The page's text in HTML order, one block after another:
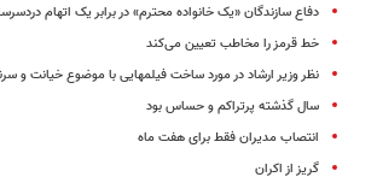
دفاع سازندگان «یک خانواده محترم» در برابر یک اتهام
خط قرمز را مخاطب تعیین می‌کند
نظر وزیر ارشاد در مورد ساخت فیلم‎هایی با موضوع خیانت و سرنوشت خانه سینما
سال گذشته پرتراکم و حساس بود
انتصاب مدیران فقط برای هفت ماه
گریز از اکران